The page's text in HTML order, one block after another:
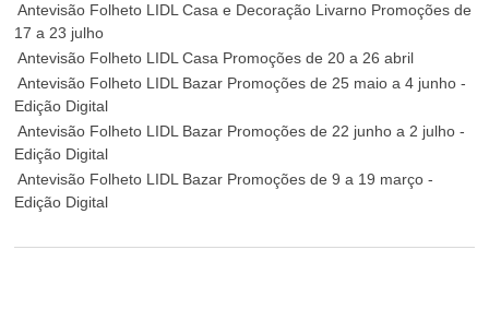
Antevisão Folheto LIDL Casa e Decoração Livarno Promoções de
17 a 23 julho
Antevisão Folheto LIDL Casa Promoções de 20 a 26 abril
Antevisão Folheto LIDL Bazar Promoções de 25 maio a 4 junho -
Edição Digital
Antevisão Folheto LIDL Bazar Promoções de 22 junho a 2 julho -
Edição Digital
Antevisão Folheto LIDL Bazar Promoções de 9 a 19 março -
Edição Digital